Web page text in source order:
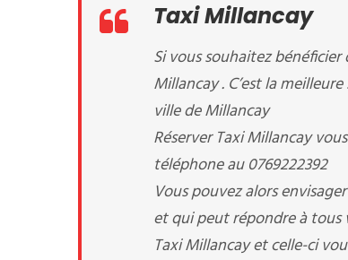
Taxi Millancay
Si vous souhaitez
Millancay . C’est la
ville de Millancay
Réserver Taxi Millancay
téléphone au 0769222392
Vous pouvez alors
et qui peut répondre à tous
Taxi Millancay et celle-ci